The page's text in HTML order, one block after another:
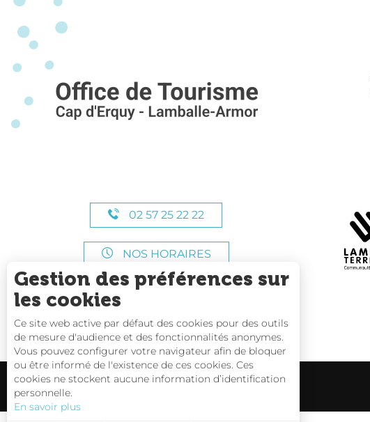
02 57 25 22 22
NOS HORAIRES
Gestion des préférences sur
les cookies
Ce site web active par défaut des cookies pour des outils
de mesure d'audience et des fonctionnalités anonymes.
Vous pouvez configurer votre navigateur afin de bloquer
ou être informé de l'existence de ces cookies. Ces
cookies ne stockent aucune information d’identification
personnelle.
En savoir plus